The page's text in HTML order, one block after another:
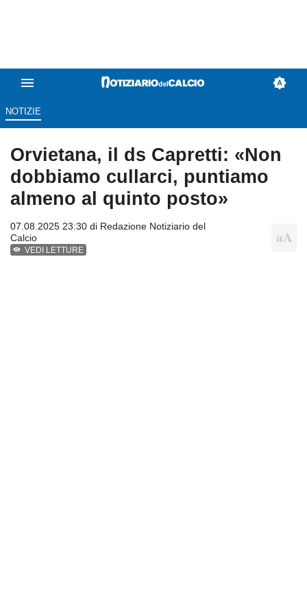
NOTIZIE
Orvietana, il ds Capretti: «Non
dobbiamo cullarci, puntiamo
almeno al quinto posto»
07.08.2025 23:30 di Redazione Notiziario del
Calcio
VEDI LETTURE